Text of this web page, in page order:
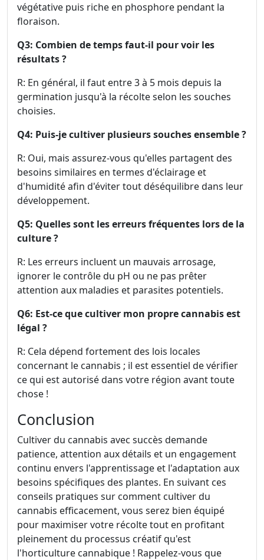
végétative puis riche en phosphore pendant la
floraison.
Q3: Combien de temps faut-il pour voir les
résultats ?
R: En général, il faut entre 3 à 5 mois depuis la
germination jusqu'à la récolte selon les souches
choisies.
Q4: Puis-je cultiver plusieurs souches ensemble ?
R: Oui, mais assurez-vous qu'elles partagent des
besoins similaires en termes d'éclairage et
d'humidité afin d'éviter tout déséquilibre dans leur
développement.
Q5: Quelles sont les erreurs fréquentes lors de la
culture ?
R: Les erreurs incluent un mauvais arrosage,
ignorer le contrôle du pH ou ne pas prêter
attention aux maladies et parasites potentiels.
Q6: Est-ce que cultiver mon propre cannabis est
légal ?
R: Cela dépend fortement des lois locales
concernant le cannabis ; il est essentiel de vérifier
ce qui est autorisé dans votre région avant toute
chose !
Conclusion
Cultiver du cannabis avec succès demande
patience, attention aux détails et un engagement
continu envers l'apprentissage et l'adaptation aux
besoins spécifiques des plantes. En suivant ces
conseils pratiques sur comment cultiver du
cannabis efficacement, vous serez bien équipé
pour maximiser votre récolte tout en profitant
pleinement du processus créatif qu'est
l'horticulture cannabique ! Rappelez-vous que